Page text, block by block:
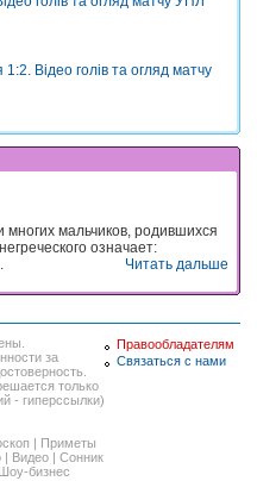
Відео голів та огляд матчу
мальчиков, родившихся
означает:
Читать дальше
за
только
- гиперссылки)
Приметы
Видео
Сонник
Шоу-бизнес
Правообладателям
Связаться с нами